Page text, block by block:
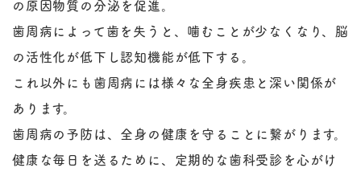
の原因物質の分泌を促進。
歯周病によって歯を失うと、噛むことが少なくなり、脳
の活性化が低下し認知機能が低下する。
これ以外にも歯周病には様々な全身疾患と深い関係が
あります。
歯周病の予防は、全身の健康を守ることに繋がります。
健康な毎日を送るために、定期的な歯科受診を心がけ